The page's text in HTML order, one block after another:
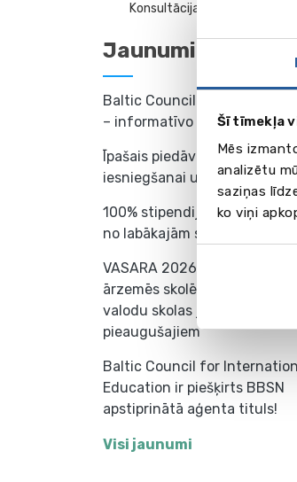
Šī tīmekļa
Mēs
analizētu
saziņas
ko viņi
Konsultācija 2026
Jaunumi
Baltic Council Vasaras
– informatīvo tikšanos cikls
Īpašais piedāvājums
iesniegšanai universitātē
100% stipendijas mācībām
no labākajām skolām Eiropā!
VASARA 2026 – valodu
ārzemēs skolēniem (7-18
valodu skolas jauniešiem un
pieaugušajiem
Baltic Council for
Education ir piešķirts BBSN
apstiprinātā aģenta tituls!
Visi jaunumi